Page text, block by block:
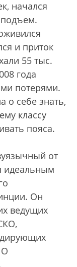
начался
и приток
55 тыс.
года
потерями.
о себе знать,
классу
пояса.
от
идеальным
Он
ведущих
О